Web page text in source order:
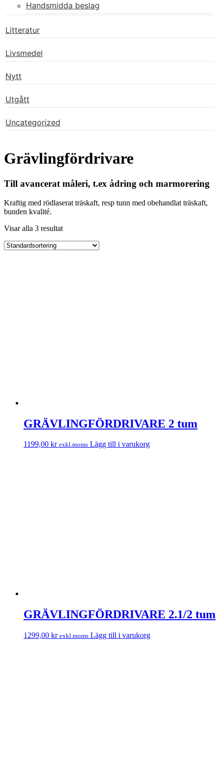
Handsmidda beslag
Litteratur
Livsmedel
Nytt
Utgått
Uncategorized
Grävlingfördrivare
Till avancerat måleri, t.ex ådring och marmorering
Kraftig med rödlaserat träskaft, resp tunn med obehandlat träskaft,
bunden kvalité.
Visar alla 3 resultat
GRÄVLINGFÖRDRIVARE 2 tum
1199,00 kr exkl.moms Lägg till i varukorg
GRÄVLINGFÖRDRIVARE 2.1/2 tum
1299,00 kr exkl.moms Lägg till i varukorg